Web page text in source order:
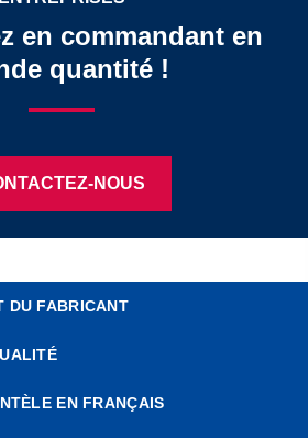
en commandant en
quantité !
NOUS
DU FABRICANT
EN FRANÇAIS